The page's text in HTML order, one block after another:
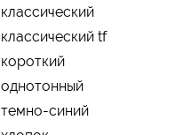
классический
классический tf
короткий
однотонный
темно-синий